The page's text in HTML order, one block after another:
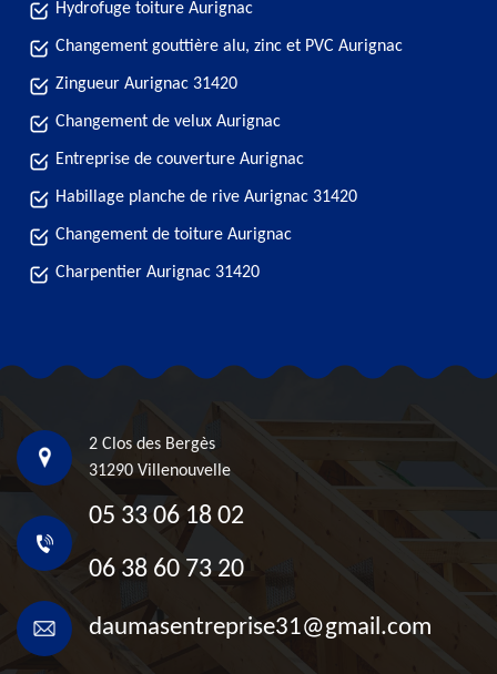
Hydrofuge toiture Aurignac
Changement gouttière alu, zinc et PVC Aurignac
Zingueur Aurignac 31420
Changement de velux Aurignac
Entreprise de couverture Aurignac
Habillage planche de rive Aurignac 31420
Changement de toiture Aurignac
Charpentier Aurignac 31420
2 Clos des Bergès
31290 Villenouvelle
05 33 06 18 02
06 38 60 73 20
daumasentreprise31@gmail.com